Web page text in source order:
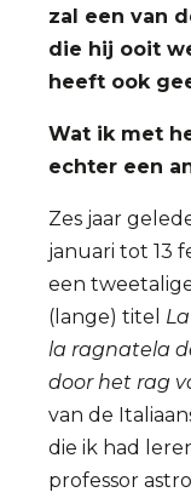
zal een van
die hij ooit
heeft ook
Wat ik met
echter een
Zes jaar
januari tot 13
een
(lange) titel
la ragnatela
door het rag
van de
die ik had
professor